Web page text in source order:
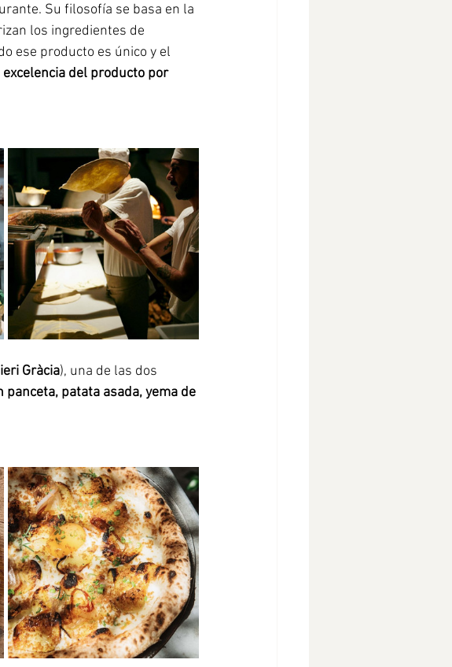
Su filosofía se basa en la
los ingredientes de
ese producto es único y el
del producto por
Gràcia), una de las dos
panceta, patata asada, yema de